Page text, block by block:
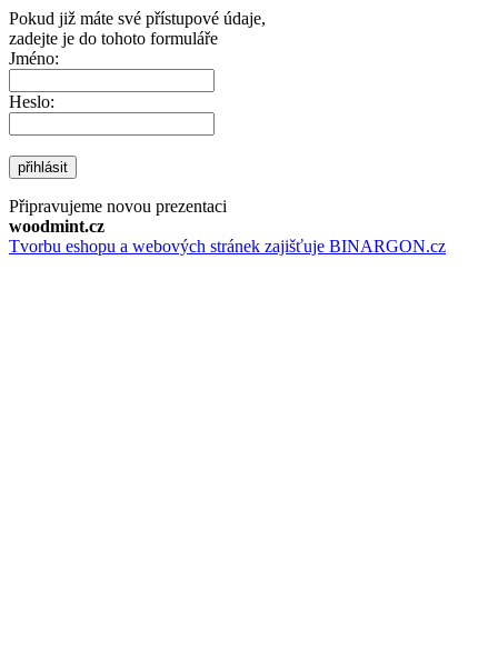
Pokud již máte své přístupové údaje,
zadejte je do tohoto formuláře
Jméno:
Heslo:
přihlásit
Připravujeme novou prezentaci
woodmint.cz
Tvorbu eshopu a webových stránek zajišťuje BINARGON.cz